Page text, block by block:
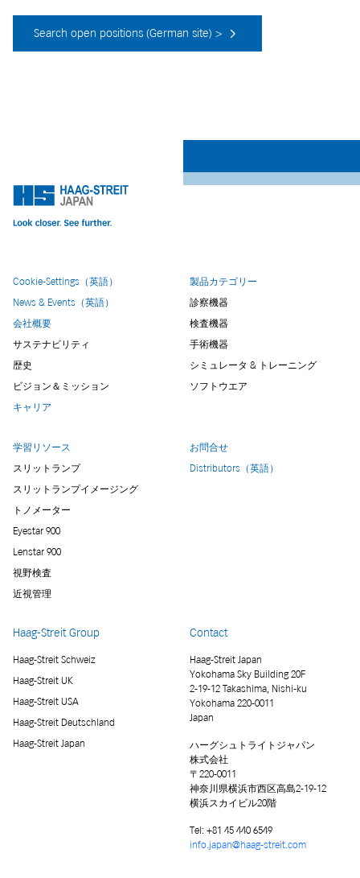
Search open positions (German site) >
Cookie-Settings（英語）
News & Events（英語）
会社概要
サステナビリティ
歴史
ビジョン＆ミッション
キャリア
製品カテゴリー
診察機器
検査機器
手術機器
シミュレータ & トレーニング
ソフトウエア
学習リソース
スリットランプ
スリットランプイメージング
トノメーター
Eyestar 900
Lenstar 900
視野検査
近視管理
お問合せ
Distributors（英語）
Haag-Streit Group
Haag-Streit Schweiz
Haag-Streit UK
Haag-Streit USA
Haag-Streit Deutschland
Haag-Streit Japan
Contact
Haag-Streit Japan
Yokohama Sky Building 20F
2-19-12 Takashima, Nishi-ku
Yokohama 220-0011
Japan
ハーグシュトライトジャパン
株式会社
〒220-0011
神奈川県横浜市西区高島2-19-12
横浜スカイビル20階
Tel: +81 45 440 6549
info.japan@haag-streit.com